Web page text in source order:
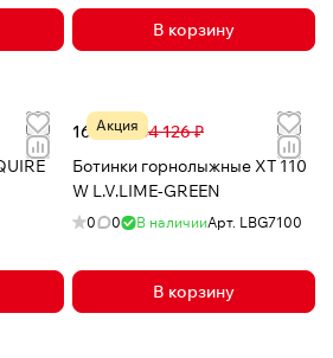
В корзину
Акция
16 426 ₽ 34 126 ₽
Ботинки горнолыжные XT 110
W L.V.LIME-GREEN
0 0 В наличииАрт. LBG7100
В корзину